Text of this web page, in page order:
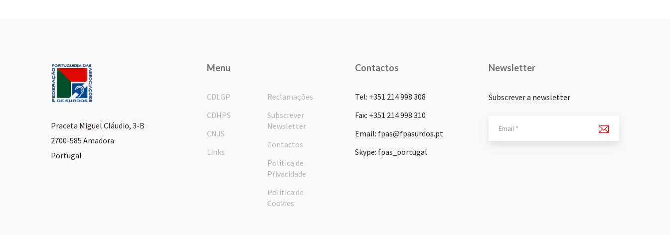
Praceta Miguel Cláudio, 3-B
2700-585 Amadora
Portugal
Menu
CDLGP
CDHPS
CNJS
Links
Reclamações
Subscrever
Newsletter
Contactos
Política de
Privacidade
Política de
Cookies
Contactos
Tel: +351 214 998 308
Fax: +351 214 998 310
Email: fpas@fpasurdos.pt
Skype: fpas_portugal
Newsletter
Subscrever a newsletter